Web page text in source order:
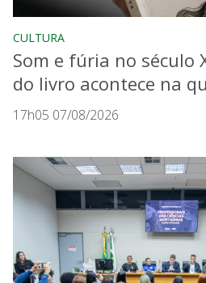
CULTURA
Som e fúria no século
do livro acontece na
17h05 07/08/2026